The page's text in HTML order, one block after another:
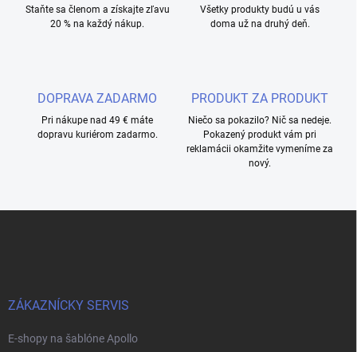
Staňte sa členom a získajte zľavu
20 % na každý nákup.
Všetky produkty budú u vás
doma už na druhý deň.
DOPRAVA ZADARMO
Pri nákupe nad 49 € máte
dopravu kuriérom zadarmo.
PRODUKT ZA PRODUKT
Niečo sa pokazilo? Nič sa nedeje.
Pokazený produkt vám pri
reklamácii okamžite vymeníme za
nový.
ZÁKAZNÍCKY SERVIS
E-shopy na šablóne Apollo